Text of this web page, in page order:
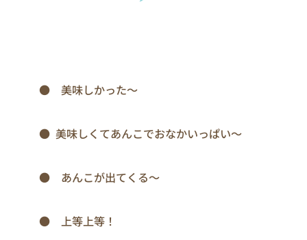
●　美味しかった～
●  美味しくてあんこでおなかいっぱい～
●　あんこが出てくる～
●　上等上等！